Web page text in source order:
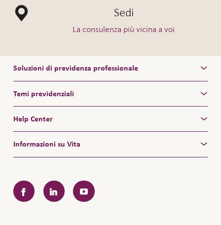
Sedi
La consulenza più vicina a voi
Soluzioni di previdenza professionale
Temi previdenziali
Help Center
Informazioni su Vita
FacebookLinkedInYouTube